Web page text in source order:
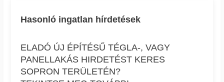
Hasonló ingatlan hírdetések
ELADÓ ÚJ ÉPÍTÉSŰ TÉGLA-, VAGY
PANELLAKÁS HIRDETÉST KERES
SOPRON TERÜLETÉN?